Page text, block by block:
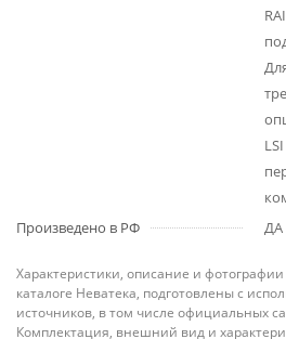
Произведено в РФ
ДА
Характеристики, описание и
каталоге Неватека, подготовлены с
источников, в том числе официальных
Комплектация, внешний вид и